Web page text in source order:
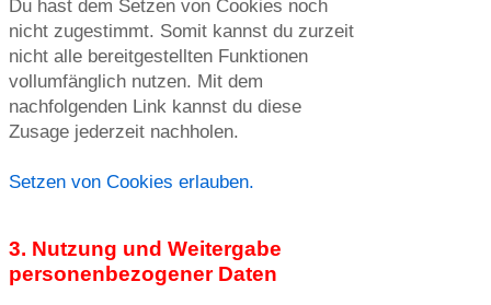
Du hast dem Setzen von Cookies noch
nicht zugestimmt. Somit kannst du zurzeit
nicht alle bereitgestellten Funktionen
vollumfänglich nutzen. Mit dem
nachfolgenden Link kannst du diese
Zusage jederzeit nachholen.
Setzen von Cookies erlauben.
3. Nutzung und Weitergabe
personenbezogener Daten